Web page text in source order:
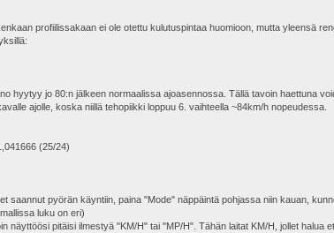
profiilissakaan ei ole otettu kulutuspintaa huomioon, mutta yleensä
hyytyy jo 80:n jälkeen normaalissa ajoasennossa. Tällä tavoin haettuna
ajolle, koska niillä tehopiikki loppuu 6. vaihteella ~84km/h nopeudessa.
(25/24)
pyörän käyntiin, paina "Mode" näppäintä pohjassa niin kauan,
luku on eri)
pitäisi ilmestyä "KM/H" tai "MP/H". Tähän laitat KM/H, jollet halua